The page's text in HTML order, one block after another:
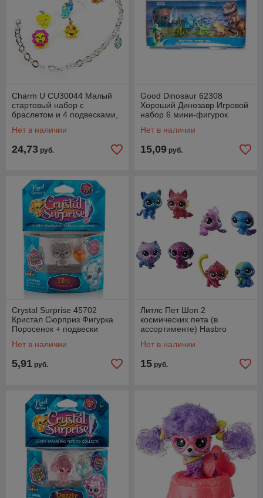
Charm U CU30044 Малый
стартовый набор с
браслетом и 4 подвесками,
Нет в наличии
24,73 руб.
Good Dinosaur 62308
Хороший Динозавр Игровой
набор 6 мини-фигурок
Нет в наличии
15,09 руб.
Crystal Surprise 45702
Кристал Сюрприз Фигурка
Поросенок + подвески
Нет в наличии
5,91 руб.
Литлс Пет Шоп 2
космических пета (в
ассортименте) Hasbro
Нет в наличии
15 руб.